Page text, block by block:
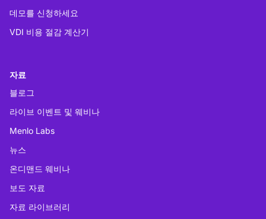
데모를 신청하세요
VDI 비용 절감 계산기
자료
블로그
라이브 이벤트 및 웨비나
Menlo Labs
뉴스
온디맨드 웨비나
보도 자료
자료 라이브러리